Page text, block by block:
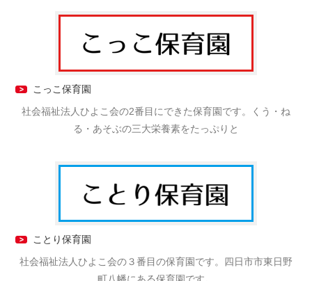
こっこ保育園
社会福祉法人ひよこ会の2番目にできた保育園です。くう・ね
る・あそぶの三大栄養素をたっぷりと
ことり保育園
社会福祉法人ひよこ会の３番目の保育園です。四日市市東日野